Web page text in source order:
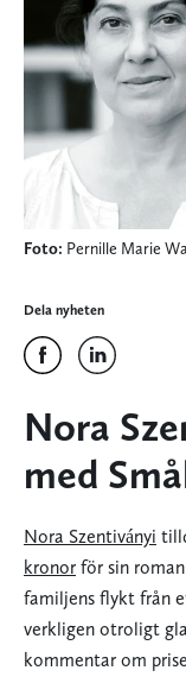
Foto: Pernille Marie
Dela nyheten
Nora
med
Nora Szentiványi
kronor för sin roman
familjens flykt från
verkligen otroligt
kommentar om